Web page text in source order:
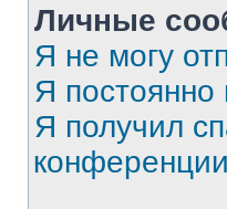
Личные
Я не могу
Я
Я получил